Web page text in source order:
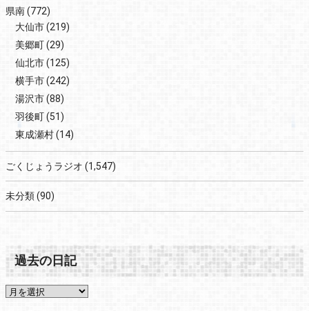
県南(772)
大仙市(219)
美郷町(29)
仙北市(125)
横手市(242)
湯沢市(88)
羽後町(51)
東成瀬村(14)
ごくじょうラジオ (1,547)
未分類(90)
過去の日記